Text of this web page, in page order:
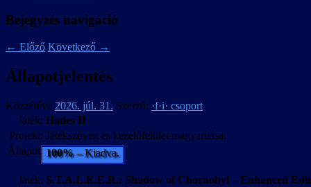
Bejegyzés navigáció
← Előző Következő →
Állapotjelentés
Közzétéve 2026. júl. 31. Szerző: ·f·i· csoport
Játék: Hades II
Projekt: Játékszöveg és kezelőfelület magyarítása.
Állapot: 100%– Kiadva.
Játék: S.T.A.L.K.E.R.: Shadow of Chornobyl – Enhanced